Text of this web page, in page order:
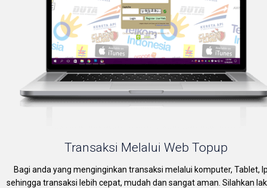
Transaksi Melalui Web Topup
Bagi anda yang menginginkan transaksi melalui komputer, Tablet,
sehingga transaksi lebih cepat, mudah dan sangat aman. Silahkan